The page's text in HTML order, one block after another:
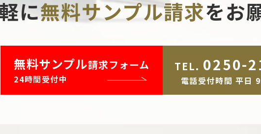
に無料サンプル請求をお
無料サンプル請求フォーム
24時間受付中
TEL. 0250-
電話受付時間 平日